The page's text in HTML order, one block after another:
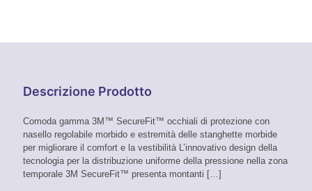
Descrizione Prodotto
Comoda gamma 3M™ SecureFit™ occhiali di protezione con
nasello regolabile morbido e estremità delle stanghette morbide
per migliorare il comfort e la vestibilità L’innovativo design della
tecnologia per la distribuzione uniforme della pressione nella zona
temporale 3M SecureFit™ presenta montanti […]